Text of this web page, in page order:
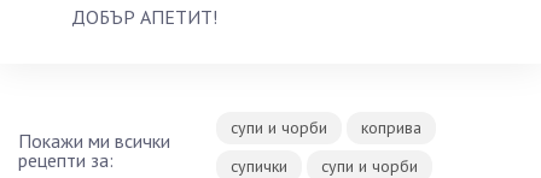
ДОБЪР АПЕТИТ!
Покажи ми всички
рецепти за:
супи и чорби
коприва
супички
супи и чорби